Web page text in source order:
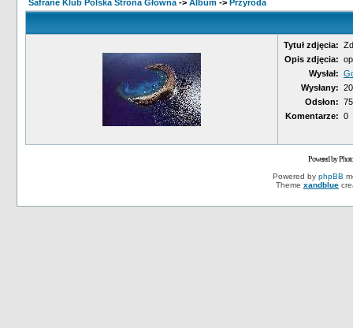
Safrane Klub Polska Strona Główna -> Album -> Przyroda
Tytuł zdjęcia:
Opis zdjęcia:
Wysłał:
Wysłany:
Odsłon: 75
Komentarze: 0
Powered by
Powered by phpBB
Theme xandblue